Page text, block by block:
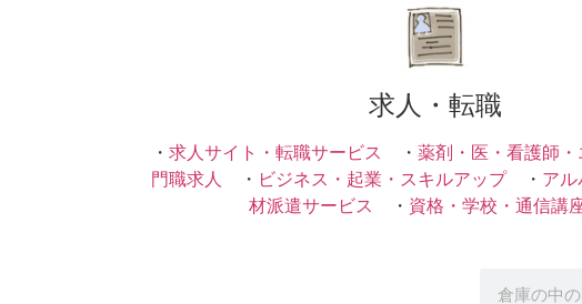
求人・転職
・ 求人サイト・転職サービス ・ 薬剤・医・看護師
門職求人 ・ ビジネス・起業・スキルアップ・ アル
材派遣サービス ・ 資格・学校・通信講